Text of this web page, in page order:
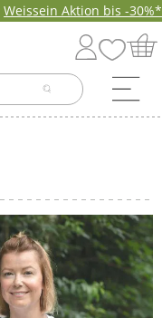
Weissein Aktion bis -30%*